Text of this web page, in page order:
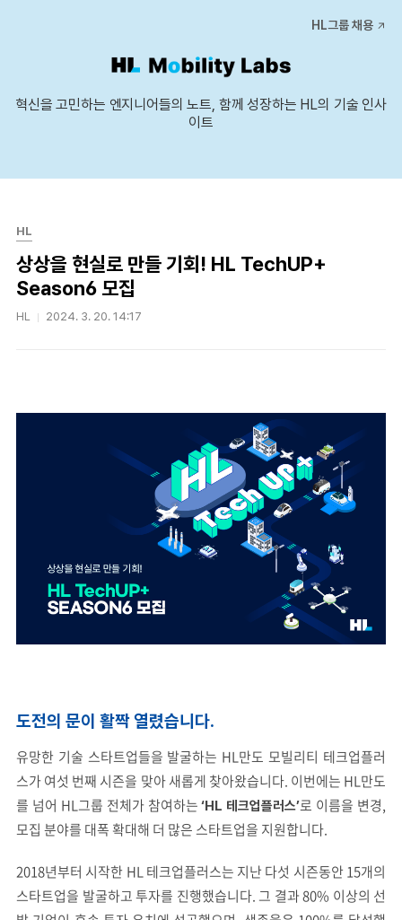
HL그룹 채용
혁신을 고민하는 엔지니어들의 노트, 함께 성장하는 HL의 기술 인사
이트
HL
상상을 현실로 만들 기회! HL TechUP+
Season6 모집
HL 2024. 3. 20. 14:17
도전의 문이 활짝 열렸습니다.
유망한 기술 스타트업들을 발굴하는 HL만도 모빌리티 테크업플러
스가 여섯 번째 시즌을 맞아 새롭게 찾아왔습니다. 이번에는 HL만도
를 넘어 HL그룹 전체가 참여하는‘HL 테크업플러스’로 이름을 변경,
모집 분야를 대폭 확대해 더 많은 스타트업을 지원합니다.
2018년부터 시작한 HL 테크업플러스는 지난 다섯 시즌동안 15개의
스타트업을 발굴하고 투자를 진행했습니다. 그 결과 80% 이상의 선